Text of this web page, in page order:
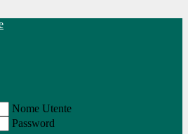
Nome Utente
Password